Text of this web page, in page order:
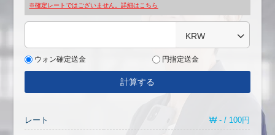
※確定レートではございません。詳細は こちら
KRW
ウォン確定送金 円指定送金
計算する
レート ₩ - / 100円